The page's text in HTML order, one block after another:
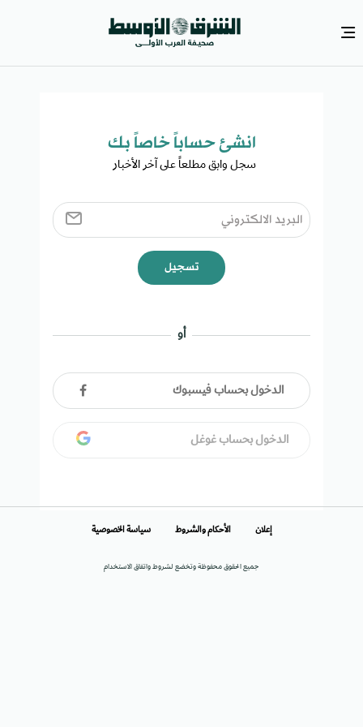
انشئ حساباً خاصاً بك​
سجل وابق مطلعاً على آخر الأخبار ​
تسجيل
أو
الدخول بحساب فيسبوك
الدخول بحساب غوغل
جميع الحقوق محفوظة وتخضع لشروط واتفاق الاستخدام
إعلان الأحكام والشروط سياسة الخصوصية